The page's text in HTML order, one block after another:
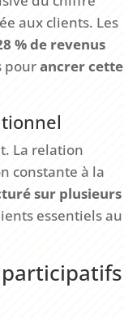
aux clients. Les
% de revenus
pourancrer cette
La relation
constante à la
sur plusieurs
essentiels au